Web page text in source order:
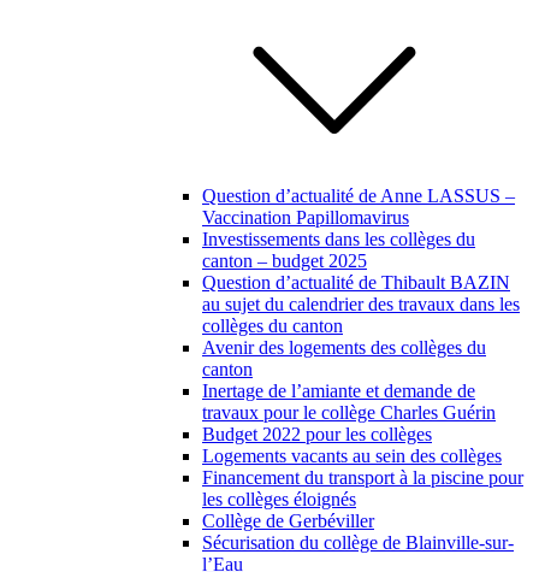
Question d’actualité de Anne LASSUS –
Vaccination Papillomavirus
Investissements dans les collèges du
canton – budget 2025
Question d’actualité de Thibault BAZIN
au sujet du calendrier des travaux dans les
collèges du canton
Avenir des logements des collèges du
canton
Inertage de l’amiante et demande de
travaux pour le collège Charles Guérin
Budget 2022 pour les collèges
Logements vacants au sein des collèges
Financement du transport à la piscine pour
les collèges éloignés
Collège de Gerbéviller
Sécurisation du collège de Blainville-sur-
l’Eau